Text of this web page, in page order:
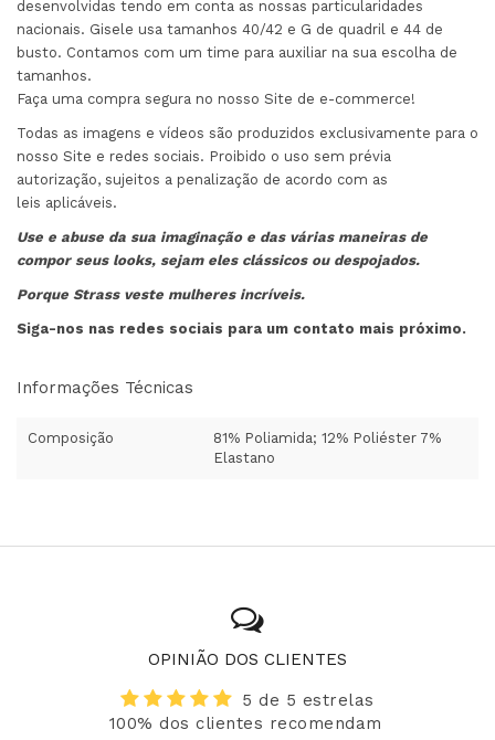
desenvolvidas tendo em conta as nossas particularidades
nacionais. Gisele usa tamanhos 40/42 e G de quadril e 44 de
busto. Contamos com um time para auxiliar na sua escolha de
tamanhos.
Faça uma compra segura no nosso Site de e-commerce!
Todas as imagens e vídeos são produzidos exclusivamente para o
nosso Site e redes sociais. Proibido o uso sem prévia
autorização, sujeitos a penalização de acordo com as
leis aplicáveis.
Use e abuse da sua imaginação e das várias maneiras de
compor seus looks, sejam eles clássicos ou despojados.
Porque Strass veste mulheres incríveis.
Siga-nos nas redes sociais para um contato mais próximo.
Informações Técnicas
Composição
81% Poliamida; 12% Poliéster 7%
Elastano
OPINIÃO DOS CLIENTES
5 de 5 estrelas
100% dos clientes recomendam